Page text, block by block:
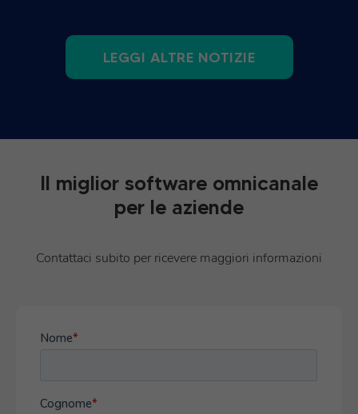
LEGGI ALTRE NOTIZIE
Il miglior software omnicanale
per le aziende
Contattaci subito per ricevere maggiori informazioni